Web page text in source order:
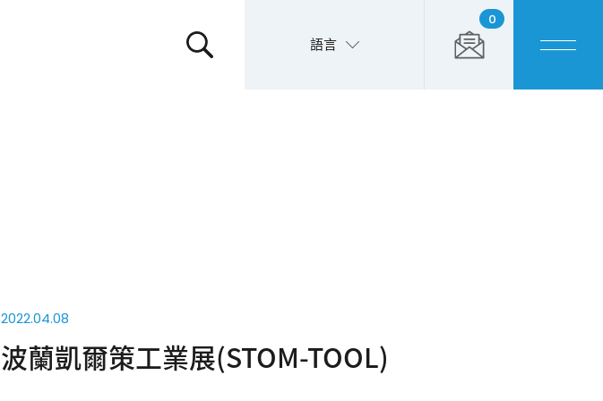
語言
0
2022.04.08
波蘭凱爾策工業展(STOM-TOOL)